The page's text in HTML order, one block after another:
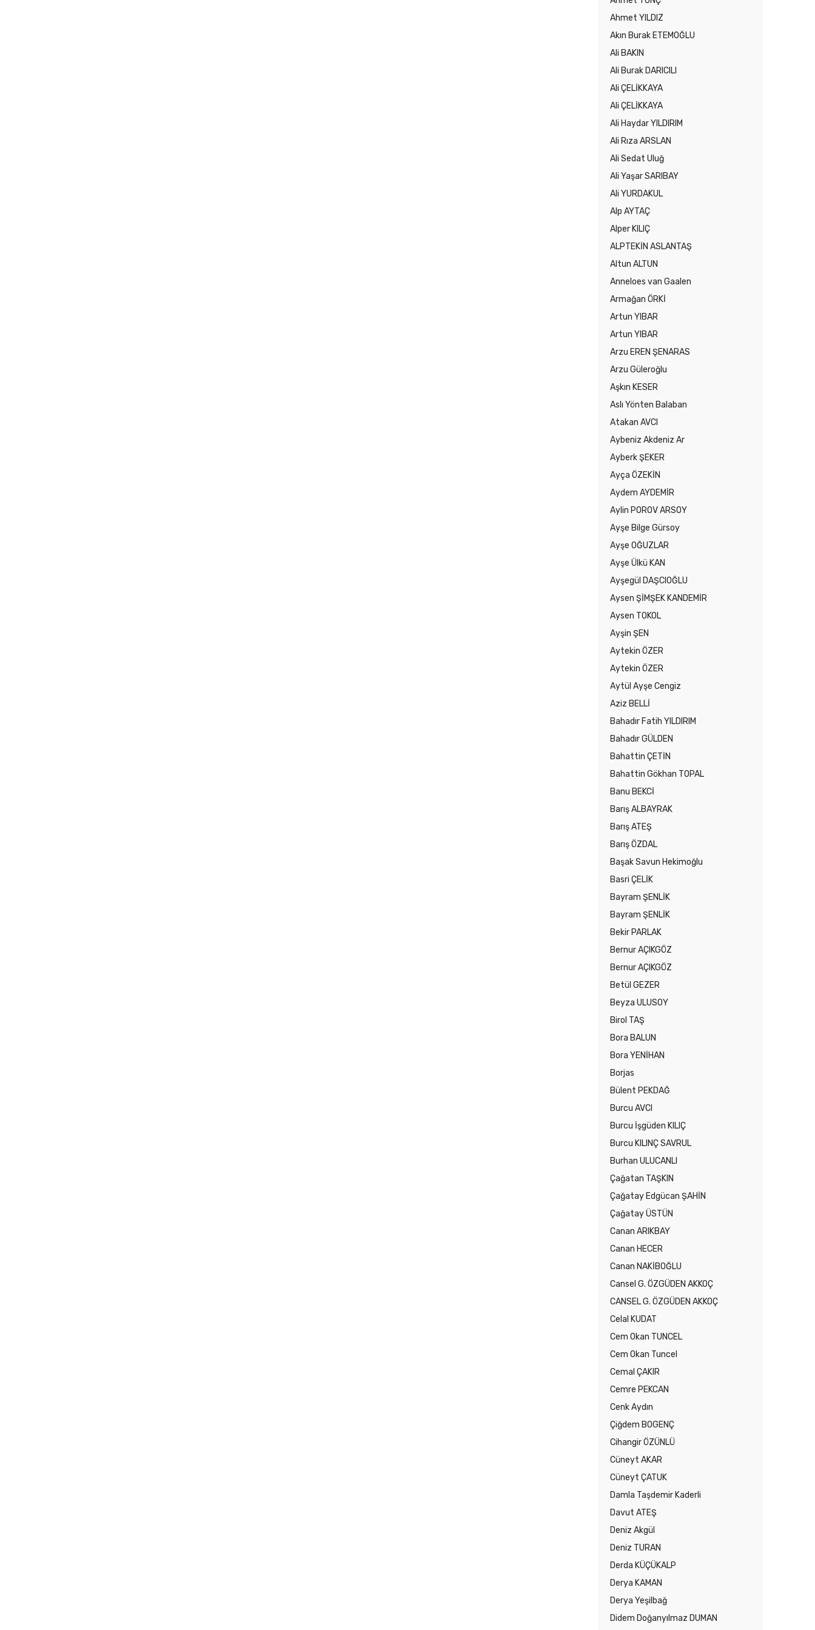
Ahmet YILDIZ
Akın Burak ETEMOĞLU
Ali BAKIN
Ali Burak DARICILI
Ali ÇELİKKAYA
Ali ÇELİKKAYA
Ali Haydar YILDIRIM
Ali Rıza ARSLAN
Ali Sedat Uluğ
Ali Yaşar SARIBAY
Ali YURDAKUL
Alp AYTAÇ
Alper KILIÇ
ALPTEKİN ASLANTAŞ
Altun ALTUN
Anneloes van Gaalen
Armağan ÖRKİ
Artun YIBAR
Artun YIBAR
Arzu EREN ŞENARAS
Arzu Güleroğlu
Aşkın KESER
Aslı Yönten Balaban
Atakan AVCI
Aybeniz Akdeniz Ar
Ayberk ŞEKER
Ayça ÖZEKİN
Aydem AYDEMİR
Aylin POROV ARSOY
Ayşe Bilge Gürsoy
Ayşe OĞUZLAR
Ayşe Ülkü KAN
Ayşegül DAŞCIOĞLU
Aysen ŞİMŞEK KANDEMİR
Aysen TOKOL
Ayşin ŞEN
Aytekin ÖZER
Aytekin ÖZER
Aytül Ayşe Cengiz
Aziz BELLİ
Bahadır Fatih YILDIRIM
Bahadır GÜLDEN
Bahattin ÇETİN
Bahattin Gökhan TOPAL
Banu BEKCİ
Barış ALBAYRAK
Barış ATEŞ
Barış ÖZDAL
Başak Savun Hekimoğlu
Basri ÇELİK
Bayram ŞENLİK
Bayram ŞENLİK
Bekir PARLAK
Bernur AÇIKGÖZ
Bernur AÇIKGÖZ
Betül GEZER
Beyza ULUSOY
Birol TAŞ
Bora BALUN
Bora YENİHAN
Borjas
Bülent PEKDAĞ
Burcu AVCI
Burcu İşgüden KILIÇ
Burcu KILINÇ SAVRUL
Burhan ULUCANLI
Çağatan TAŞKIN
Çağatay Edgücan ŞAHİN
Çağatay ÜSTÜN
Canan ARIKBAY
Canan HECER
Canan NAKİBOĞLU
Cansel G. ÖZGÜDEN AKKOÇ
CANSEL G. ÖZGÜDEN AKKOÇ
Celal KUDAT
Cem Okan TUNCEL
Cem Okan Tuncel
Cemal ÇAKIR
Cemre PEKCAN
Cenk Aydın
Çiğdem BOGENÇ
Cihangir ÖZÜNLÜ
Cüneyt AKAR
Cüneyt ÇATUK
Damla Taşdemir Kaderli
Davut ATEŞ
Deniz Akgül
Deniz TURAN
Derda KÜÇÜKALP
Derya KAMAN
Derya Yeşilbağ
Didem Doğanyılmaz DUMAN